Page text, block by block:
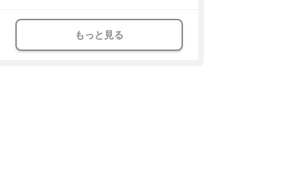
もっと見る